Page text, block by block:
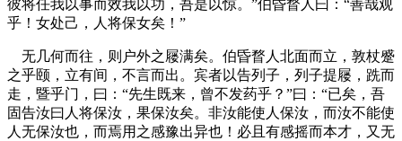
彼将任我以事而效我以功，吾是以惊。”伯昏瞀人曰：“善哉观
乎！女处己，人将保女矣！”
无几何而往，则户外之屦满矣。伯昏瞀人北面而立，敦杖蹙
之乎颐，立有间，不言而出。宾者以告列子，列子提屦，跣而
走，暨乎门，曰：“先生既来，曾不发药乎？”曰：“已矣，吾
固告汝曰人将保汝，果保汝矣。非汝能使人保汝，而汝不能使
人无保汝也，而焉用之感豫出异也！必且有感摇而本才，又无